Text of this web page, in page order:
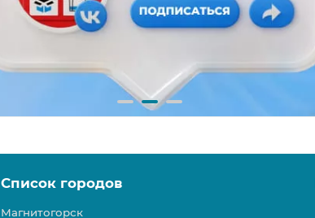
Список городов
Магнитогорск